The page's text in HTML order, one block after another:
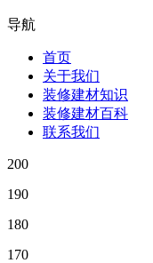
导航
首页
关于我们
装修建材知识
装修建材百科
联系我们
200
190
180
170